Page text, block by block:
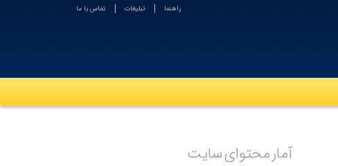
راهنما تبلیغات تماس با ما
آمار محتوای سایت